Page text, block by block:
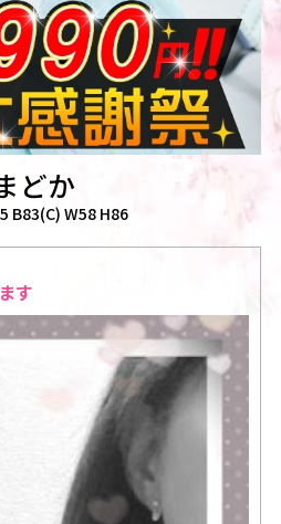
どか
B83(C) W58 H86
す